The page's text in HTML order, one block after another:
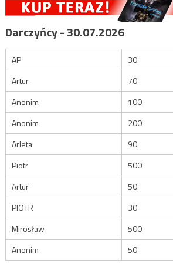
Darczyńcy - 30.07.2026
AP
30
Artur
70
Anonim
100
Anonim
200
Arleta
90
Piotr
500
Artur
50
PIOTR
30
Mirosław
500
Anonim
50